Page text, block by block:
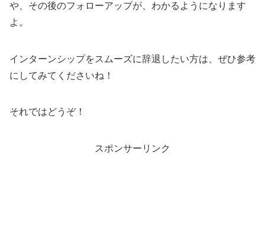
や、その後のフォローアップが、わかるようになります
よ。
インターンシップをスムーズに辞退したい方は、ぜひ参考
にしてみてくださいね！
それではどうぞ！
スポンサーリンク